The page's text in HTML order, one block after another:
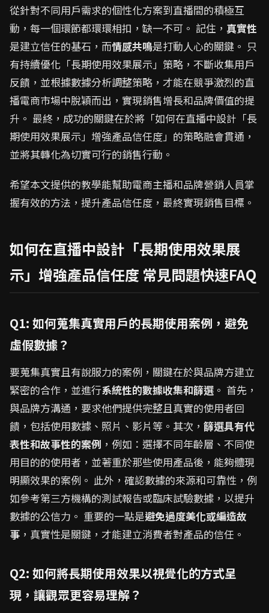
從針對不同用戶需求的個性化方案到直播間的積極互
動，每一個環節都環環相扣，缺一不可。 記住， 真實性
是建立信任的基石，而情感共鳴是打動人心的關鍵。 只
有持續優化「長期使用效果展示」策略，不斷收集用戶
反饋，並根據數據分析調整策略，才能在競爭激烈的直
播電商市場中脫穎而出，實現銷售增長和品牌價值的提
升。 最終，成功的關鍵在於將「如何在直播中設計「長
期使用效果展示」增強產品信任度」的策略融會貫通，
並將其轉化為切實可行的銷售行動。
希望本文提供的教學能幫助電商主播和品牌營銷人員掌
握有效的方法，提升產品信任度，最終實現銷售目標。
如何在直播中設計「長期使用效果展
示」增強產品信任度 常見問題快速FAQ
Q1: 如何蒐集真實用戶的長期使用案例，避免
虛假數據？
要蒐集真實且有說服力的案例，關鍵在於與品牌方建立
緊密的合作，並進行系統性的數據收集和篩選 。 首先，
與品牌方溝通，要求他們提供完整且真實的使用者回
饋，包括使用數據、照片、影片等。其次， 篩選具有代
表性和故事性的案例 ，例如：選擇不同年齡層、不同使
用目的的使用者，並著重於那些使用產品後，能夠體現
明顯效果的案例。 此外，確認數據的來源和可靠性，例
如參考第三方機構的測試報告或臨床試驗數據，以提升
數據的公信力。 重要的一點是避免過度美化或編造故
事 ，真實性是關鍵，才能建立消費者對產品的信任。
Q2: 如何將長期使用效果以視覺化的方式呈
現，讓觀眾更容易理解？